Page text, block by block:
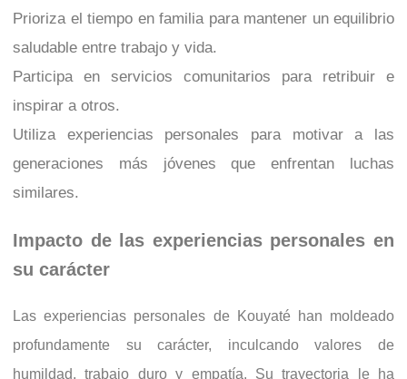
Prioriza el tiempo en familia para mantener un equilibrio
saludable entre trabajo y vida.
Participa en servicios comunitarios para retribuir e
inspirar a otros.
Utiliza experiencias personales para motivar a las
generaciones más jóvenes que enfrentan luchas
similares.
Impacto de las experiencias personales en
su carácter
Las experiencias personales de Kouyaté han moldeado
profundamente su carácter, inculcando valores de
humildad, trabajo duro y empatía. Su trayectoria le ha